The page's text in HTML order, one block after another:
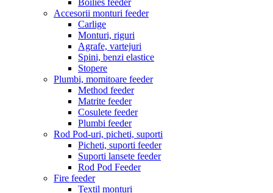
Boilies feeder
Accesorii monturi feeder
Carlige
Monturi, riguri
Agrafe, vartejuri
Spini, benzi elastice
Stopere
Plumbi, momitoare feeder
Method feeder
Matrite feeder
Cosulete feeder
Plumbi feeder
Rod Pod-uri, picheti, suporti
Picheti, suporti feeder
Suporti lansete feeder
Rod Pod Feeder
Fire feeder
Textil monturi